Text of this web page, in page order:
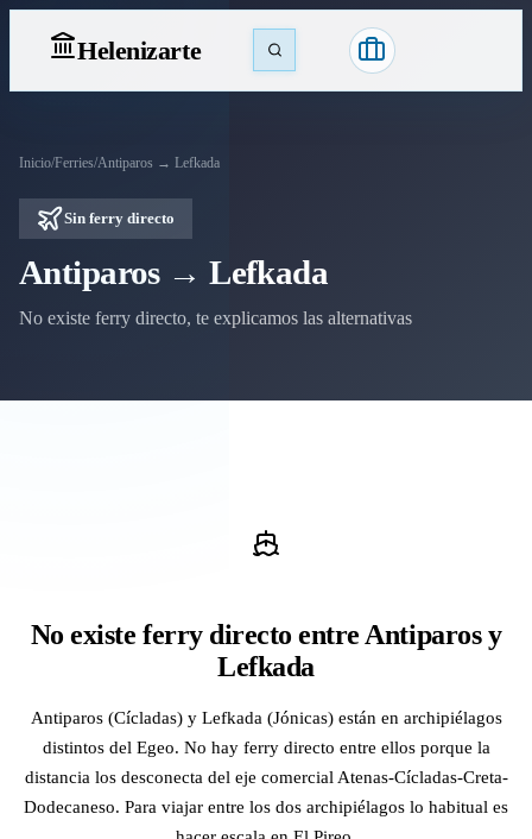
Helenizarte
Inicio/Ferries/Antiparos → Lefkada
Sin ferry directo
Antiparos → Lefkada
No existe ferry directo, te explicamos las alternativas
No existe ferry directo entre Antiparos y
Lefkada
Antiparos (Cícladas) y Lefkada (Jónicas) están en archipiélagos
distintos del Egeo. No hay ferry directo entre ellos porque la
distancia los desconecta del eje comercial Atenas-Cícladas-Creta-
Dodecaneso. Para viajar entre los dos archipiélagos lo habitual es